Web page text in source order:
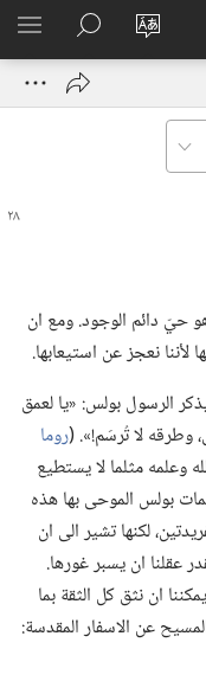
تغيير
الموقع
تسجيل
الدخول
نافذة
البحث
في
JW.‎ORG
هو حيّ دائم الوجود.‏ ومع ان
لأننا نعجز عن استيعابها.‏
الرسول بولس:‏ «يا لعمق
وطرقه لا تُرسَم!‏».‏ (‏روما
وعلمه مثلما لا يستطيع
بولس الموحى بها هذه
لكنها تشير الى ان
عقلنا ان يسبر غورها.‏
ان نثق كل الثقة بما
عن الاسفار المقدسة:‏